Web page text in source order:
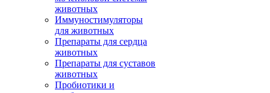
животных
Иммуностимуляторы
для животных
Препараты для сердца
животных
Препараты для суставов
животных
Пробиотики и